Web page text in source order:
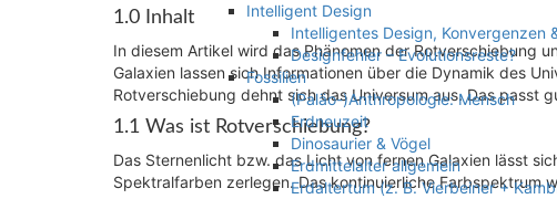
Intelligent Design
Intelligentes Design, Konvergenzen
Designfehler – Evolutionsreste?
Fossilien
(Paläo-)Anthropologie: Mensch
Erdneuzeit
Dinosaurier & Vögel
Erdmittelalter allgemein
Erdaltertum (z. B. Vierbeiner +
1.0 Inhalt
In diesem Artikel wird das Phänomen der Rotverschiebung
Galaxien lassen sich Informationen über die Dynamik des
Rotverschiebung dehnt sich das Universum aus. Das passt
1.1 Was ist Rotverschiebung?
Das Sternenlicht bzw. das Licht von fernen Galaxien lässt
Spektralfarben zerlegen. Das kontinuierliche Farbspektrum